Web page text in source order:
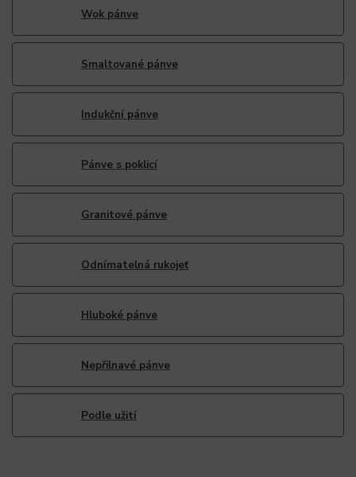
Wok pánve
Smaltované pánve
Indukční pánve
Pánve s poklicí
Granitové pánve
Odnímatelná rukojeť
Hluboké pánve
Nepřilnavé pánve
Podle užití